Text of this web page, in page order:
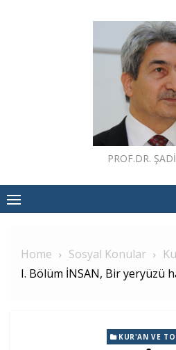
PROF.DR.
Home Sosyal Konular
I. Bölüm İNSAN, Bir yeryüzü
KUR'AN VE